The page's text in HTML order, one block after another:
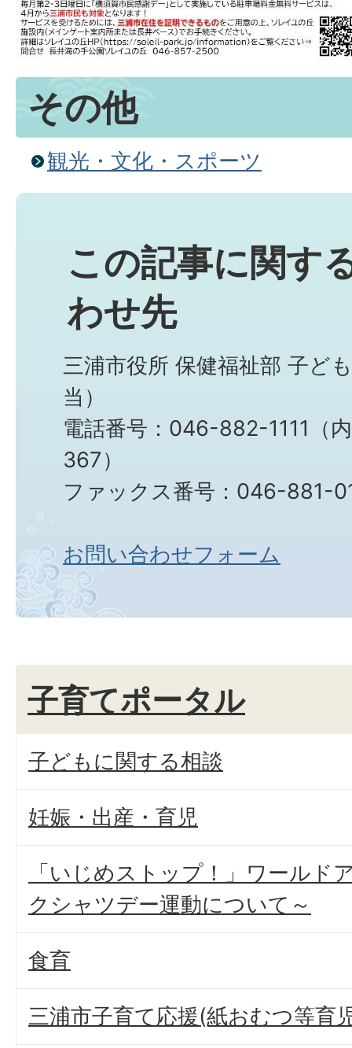
その他
観光・文化・スポーツ
この記事に関す
わせ先
三浦市役所 保健福祉部 子ど
当）
電話番号：046-882-1111（
367）
ファックス番号：046-881-
お問い合わせフォーム
子育てポータル
子どもに関する相談
妊娠・出産・育児
「いじめストップ！」ワールド
クシャツデー運動について～
食育
三浦市子育て応援(紙おむつ等育